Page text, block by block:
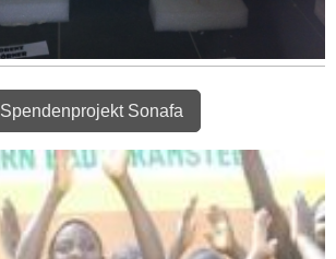
Spendenprojekt Sonafa